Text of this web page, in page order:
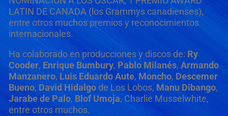
LATIN DE CANADA (los Grammys canadienses),
entre otros muchos premios y reconocimientos
internacionales.
Ha colaborado en producciones y discos de: Ry
Cooder, Enrique Bumbury, Pablo Milanés, Armando
Manzanero, Luis Eduardo Aute, Moncho, Descemer
Bueno, David Hidalgode Los Lobos, Manu Dibango,
Jarabe de Palo, Blof Umoja, Charlie Musselwhite,
entre otros muchos.